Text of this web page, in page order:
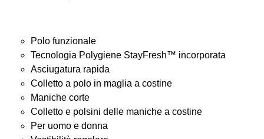
Polo funzionale
Tecnologia Polygiene StayFresh™ incorporata
Asciugatura rapida
Colletto a polo in maglia a costine
Maniche corte
Colletto e polsini delle maniche a costine
Per uomo e donna